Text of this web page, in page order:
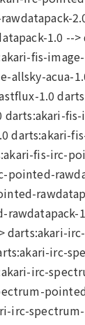
1.0 --
fis-
allsky-acua-
1.0
darts:akari-
fis-irc-
darts:akari-
irc-
irc-
irc-